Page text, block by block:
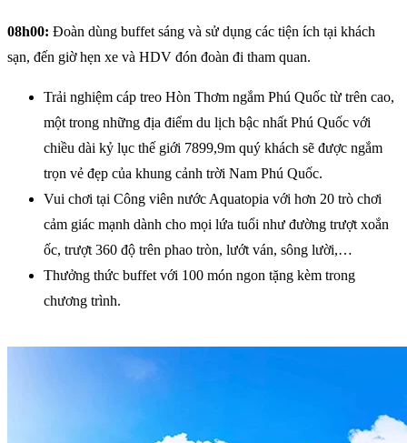
08h00: Đoàn dùng buffet sáng và sử dụng các tiện ích tại khách
sạn, đến giờ hẹn xe và HDV đón đoàn đi tham quan.
Trải nghiệm cáp treo Hòn Thơm ngắm Phú Quốc từ trên cao,
một trong những địa điểm du lịch bậc nhất Phú Quốc với
chiều dài kỷ lục thế giới 7899,9m quý khách sẽ được ngắm
trọn vẻ đẹp của khung cảnh trời Nam Phú Quốc.
Vui chơi tại Công viên nước Aquatopia với hơn 20 trò chơi
cảm giác mạnh dành cho mọi lứa tuổi như đường trượt xoắn
ốc, trượt 360 độ trên phao tròn, lướt ván, sông lười,…
Thưởng thức buffet với 100 món ngon tặng kèm trong
chương trình.